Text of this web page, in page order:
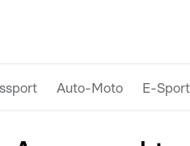
Auto-Moto E-Sport